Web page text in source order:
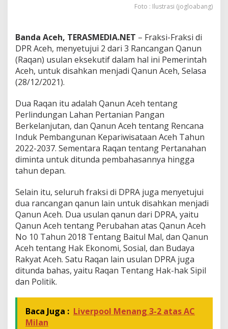
l
i
n
d
u
a
n
L
a
h
a
n
t
a
n
i
a
n
P
a
n
g
n
B
e
Foto : Ilustrasi (jogloabang)
Banda Aceh, TERASMEDIA.NET – Fraksi-Fraksi di
DPR Aceh, menyetujui 2 dari 3 Rancangan Qanun
(Raqan) usulan eksekutif dalam hal ini Pemerintah
Aceh, untuk disahkan menjadi Qanun Aceh, Selasa
(28/12/2021).
Dua Raqan itu adalah Qanun Aceh tentang
Perlindungan Lahan Pertanian Pangan
Berkelanjutan, dan Qanun Aceh tentang Rencana
Induk Pembangunan Kepariwisataan Aceh Tahun
2022-2037. Sementara Raqan tentang Pertanahan
diminta untuk ditunda pembahasannya hingga
tahun depan.
Selain itu, seluruh fraksi di DPRA juga menyetujui
dua rancangan qanun lain untuk disahkan menjadi
Qanun Aceh. Dua usulan qanun dari DPRA, yaitu
Qanun Aceh tentang Perubahan atas Qanun Aceh
No 10 Tahun 2018 Tentang Baitul Mal, dan Qanun
Aceh tentang Hak Ekonomi, Sosial, dan Budaya
Rakyat Aceh. Satu Raqan lain usulan DPRA juga
ditunda bahas, yaitu Raqan Tentang Hak-hak Sipil
dan Politik.
Baca Juga : Liverpool Menang 3-2 atas AC
Milan